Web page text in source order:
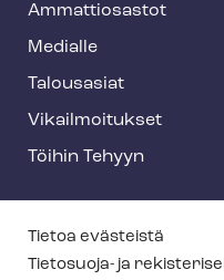
Ammattiosastot
Medialle
Talousasiat
Vi­kail­moi­tuk­set
Töihin Tehyyn
T
e
Tietoa evästeistä
Tietosuoja- ja